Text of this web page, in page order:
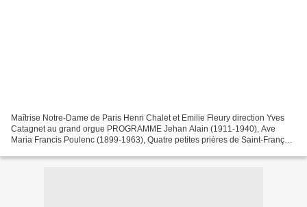
Maîtrise Notre-Dame de Paris Henri Chalet et Emilie Fleury direction Yves
Catagnet au grand orgue PROGRAMME Jehan Alain (1911-1940), Ave
Maria Francis Poulenc (1899-1963), Quatre petites prières de Saint-François